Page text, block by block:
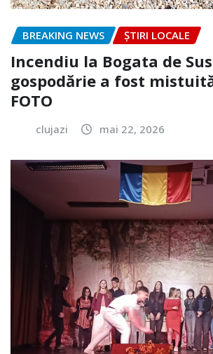
BREAKING NEWS ȘTIRI LOCALE
Incendiu la Bogata de
gospodărie a fost
FOTO
clujazi mai 22, 2026